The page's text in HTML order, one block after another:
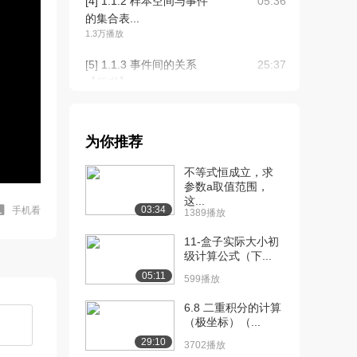
手机看
的集合表...
1.3万播放
[5] 1.1.3 事件间的关系
25:37
【板书】（...
[7] 1.1.3 事件间的关系
【板书】（...
25:32
[8] 1.2.1 概率的初等描述
02:38
[9] 1.2.2 古典概型（排列
组合）理...
1.2万播放
为你推荐
03:34
不等式恒成立，求
参数a取值范围，
这...
1389播放
05:11
11-盒子实际大小初
级计算公式（下...
599播放
29:10
6.8 二重积分的计算
（极坐标）（...
3702播放